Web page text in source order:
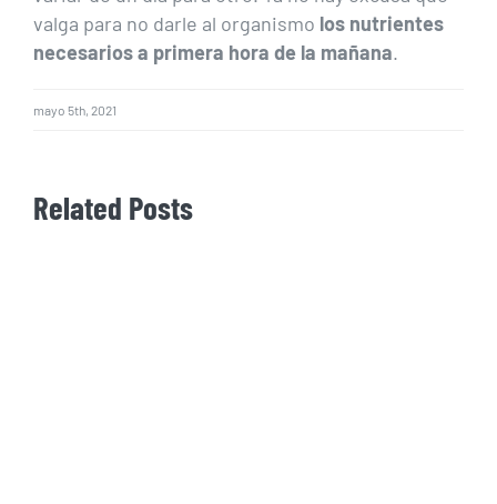
valga para no darle al organismo los nutrientes
necesarios a primera hora de la mañana.
mayo 5th, 2021
Related Posts